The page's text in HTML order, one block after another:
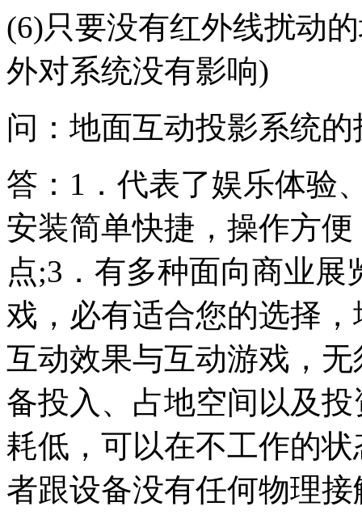
(6)只要没有红外线扰动
外对系统没有影响)
问：地面互动投影系统
答：1．代表了娱乐体验
安装简单快捷，操作方
点;3．有多种面向商业
戏，必有适合您的选择
互动效果与互动游戏，
备投入、占地空间以及
耗低，可以在不工作的
者跟设备没有任何物理